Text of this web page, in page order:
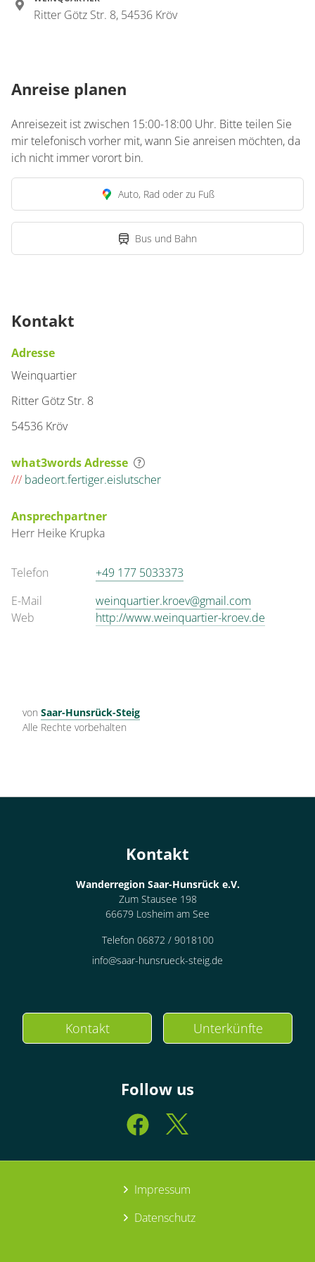
Wohnung
Appartement/Fewo
€95.00 pro Einheit/Nacht
3 Wohnungen
für 2 bis 2 Personen
50 m²
Ritter Götz Str. 8, 54536 Kröv
Anreise planen
Anreisezeit ist zwischen 15:00-18:00 Uhr. Bitte teilen Sie
mir telefonisch vorher mit, wann Sie anreisen möchten, da
ich nicht immer vorort bin.
Auto, Rad oder zu Fuß
Bus und Bahn
Kontakt
Adresse
Weinquartier
Ritter Götz Str. 8
54536 Kröv
what3words Adresse
/// badeort.fertiger.eislutscher
Ansprechpartner
Herr Heike Krupka
Telefon
+49 177 5033373
E-Mail
weinquartier.kroev@gmail.com
Web
http://www.weinquartier-kroev.de
von Saar-Hunsrück-Steig
Alle Rechte vorbehalten
Kontakt
Wanderregion Saar-Hunsrück e.V.
Zum Stausee 198
66679 Losheim am See
Telefon 06872 / 9018100
info@saar-hunsrueck-steig.de
Kontakt Unterkünfte
Follow us
Impressum
Datenschutz